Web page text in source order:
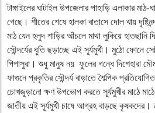
টাঙ্গাইলের ঘাটাইল উপজেলার পাহাড়ি এলাকার
গেছে। শীতের শেষে হালকা বাতাসে দোল খায়
মাঠ যেন হলুদ শাড়ির আঁচলে মাথা লুকিয়ে
সৌন্দর্যের ধূতি ছড়াচ্ছে এই সূর্যমুখী। মুঠো ফোনে
পিপাসুরা। শুধু মানুষ নয় ফুলের গন্ধে দিশেহারা
ফাগুনে প্রকৃতির সৌন্দর্য বাড়াতে শৈল্পিক
চোখজুড়ানো ক্ষণ উপভোগ করতে সূর্যমুখীর মাঠে
জাতীয় এই সূর্যমুখী চাষে আগ্রহ বাড়ছে কৃষকদের।